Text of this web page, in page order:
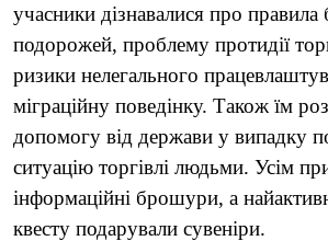
учасники дізнавалися про правила
подорожей, проблему протидії
ризики нелегального
міграційну поведінку. Також їм
допомогу від держави у випадку
ситуацію торгівлі людьми. Усім
інформаційні брошури, а
квесту подарували сувеніри.